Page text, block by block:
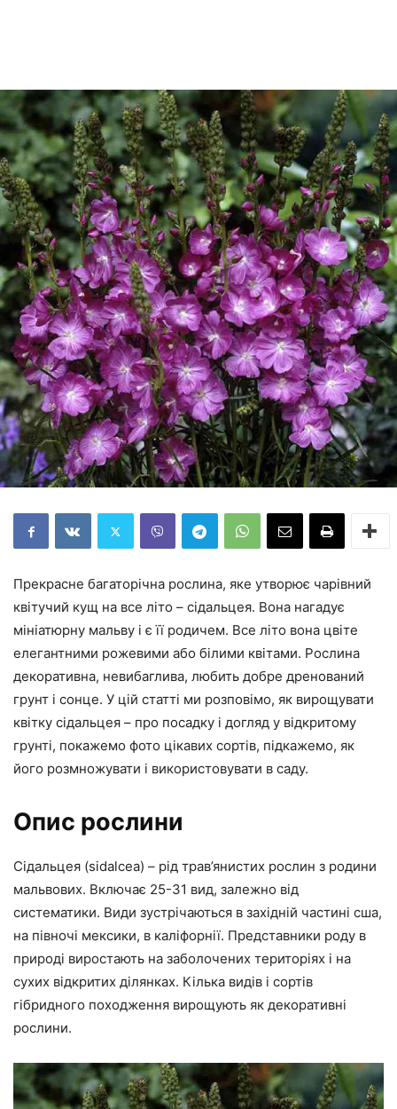
Прекрасне багаторічна рослина, яке утворює чарівний
квітучий кущ на все літо – сідальцея. Вона нагадує
мініатюрну мальву і є її родичем. Все літо вона цвіте
елегантними рожевими або білими квітами. Рослина
декоративна, невибаглива, любить добре дренований
грунт і сонце. У цій статті ми розповімо, як вирощувати
квітку сідальцея – про посадку і догляд у відкритому
грунті, покажемо фото цікавих сортів, підкажемо, як
його розмножувати і використовувати в саду.
Опис рослини
Сідальцея (sidalcea) – рід трав’янистих рослин з родини
мальвових. Включає 25-31 вид, залежно від
систематики. Види зустрічаються в західній частині сша,
на півночі мексики, в каліфорнії. Представники роду в
природі виростають на заболочених територіях і на
сухих відкритих ділянках. Кілька видів і сортів
гібридного походження вирощують як декоративні
рослини.